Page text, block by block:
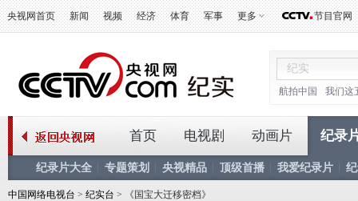
央视网首页 新闻 视频 经济 体育 军事 更多 节目官网
航拍中国 我们这
首页 电视剧 动画片 纪录
纪录片大全 专题策划 央视精品 顶级首播 我爱纪录片
中国网络电视台 > 纪实台 > 《国宝大迁移密档》